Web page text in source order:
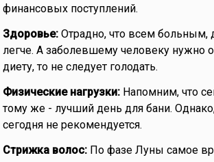
финансовых поступлений.
Здоровье: Отрадно, что всем больным,
легче. А заболевшему человеку нужно
диету, то не следует голодать.
Физические нагрузки: Напомним, что
тому же - лучший день для бани.
сегодня не рекомендуется.
Стрижка волос: По фазе Луны самое